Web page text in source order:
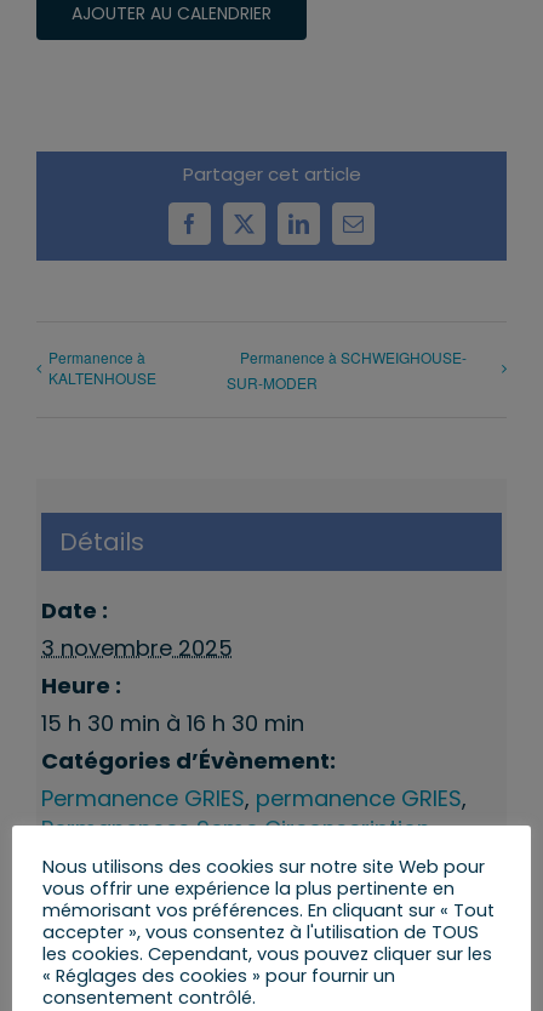
AJOUTER AU CALENDRIER
Partager cet article
Facebook
X LinkedInEmail
Permanence à
KALTENHOUSE
Permanence à SCHWEIGHOUSE-
SUR-MODER
Détails
Date :
3 novembre 2025
Heure :
15 h 30 min à 16 h 30 min
Catégories d’Évènement:
Permanence GRIES, permanence GRIES,
Permanences 9eme Circonscription
Nous utilisons des cookies sur notre site Web pour
vous offrir une expérience la plus pertinente en
mémorisant vos préférences. En cliquant sur « Tout
accepter », vous consentez à l'utilisation de TOUS
les cookies. Cependant, vous pouvez cliquer sur les
« Réglages des cookies » pour fournir un
consentement contrôlé.